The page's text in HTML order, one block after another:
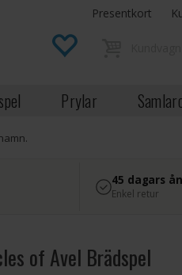
Presentkort
Prylar
45 dagars
Enkel retur
of Avel Brädspel